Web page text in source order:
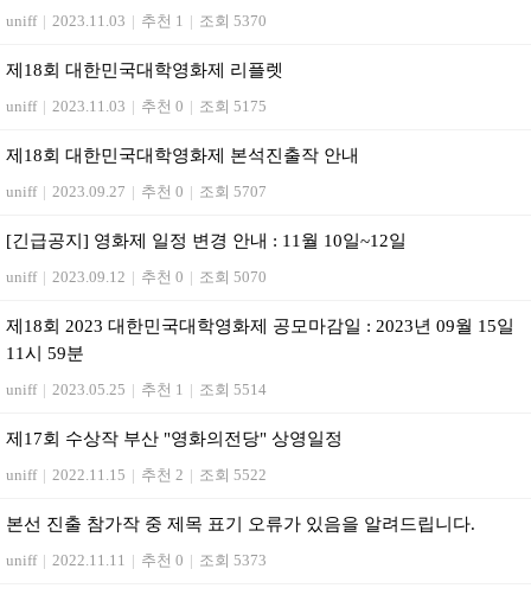
uniff | 2023.11.03 | 추천 1 | 조회 5370
제18회 대한민국대학영화제 리플렛
uniff | 2023.11.03 | 추천 0 | 조회 5175
제18회 대한민국대학영화제 본석진출작 안내
uniff | 2023.09.27 | 추천 0 | 조회 5707
[긴급공지] 영화제 일정 변경 안내 : 11월 10일~12일
uniff | 2023.09.12 | 추천 0 | 조회 5070
제18회 2023 대한민국대학영화제 공모마감일 : 2023년 09월 15일
11시 59분
uniff | 2023.05.25 | 추천 1 | 조회 5514
제17회 수상작 부산 "영화의전당" 상영일정
uniff | 2022.11.15 | 추천 2 | 조회 5522
본선 진출 참가작 중 제목 표기 오류가 있음을 알려드립니다.
uniff | 2022.11.11 | 추천 0 | 조회 5373